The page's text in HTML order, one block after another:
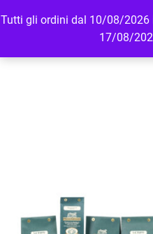
Tutti gli ordini dal 10/08/2026
17/08/
MENU